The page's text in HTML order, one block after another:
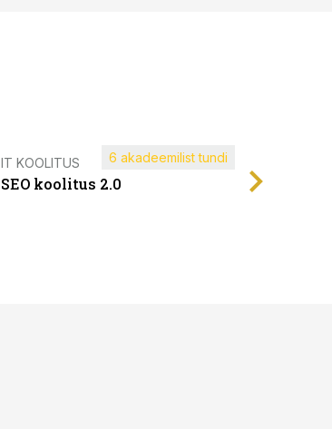
IT KOOLITUS
SEO koolitus 2.0
6 akadeemilist tundi